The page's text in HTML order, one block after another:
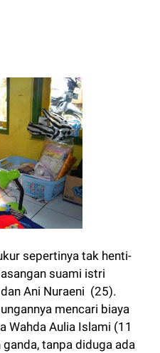
sepertinya tak henti-
suami istri
Ani Nuraeni (25).
mencari biaya
Wahda Aulia Islami (11
tanpa diduga ada